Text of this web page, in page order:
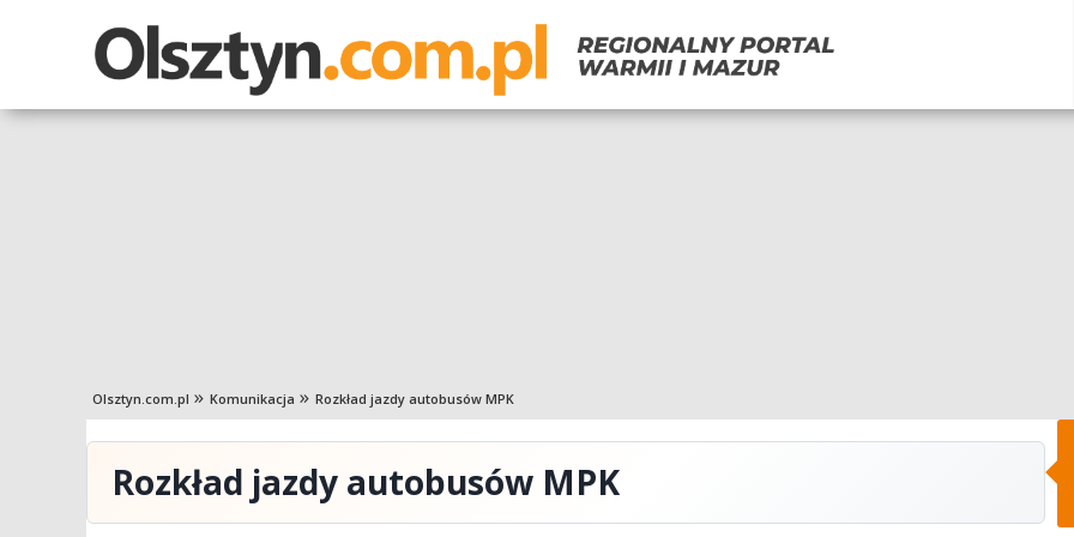
Olsztyn.com.pl Komunikacja Rozkład jazdy autobusów MPK
Rozkład jazdy autobusów MPK